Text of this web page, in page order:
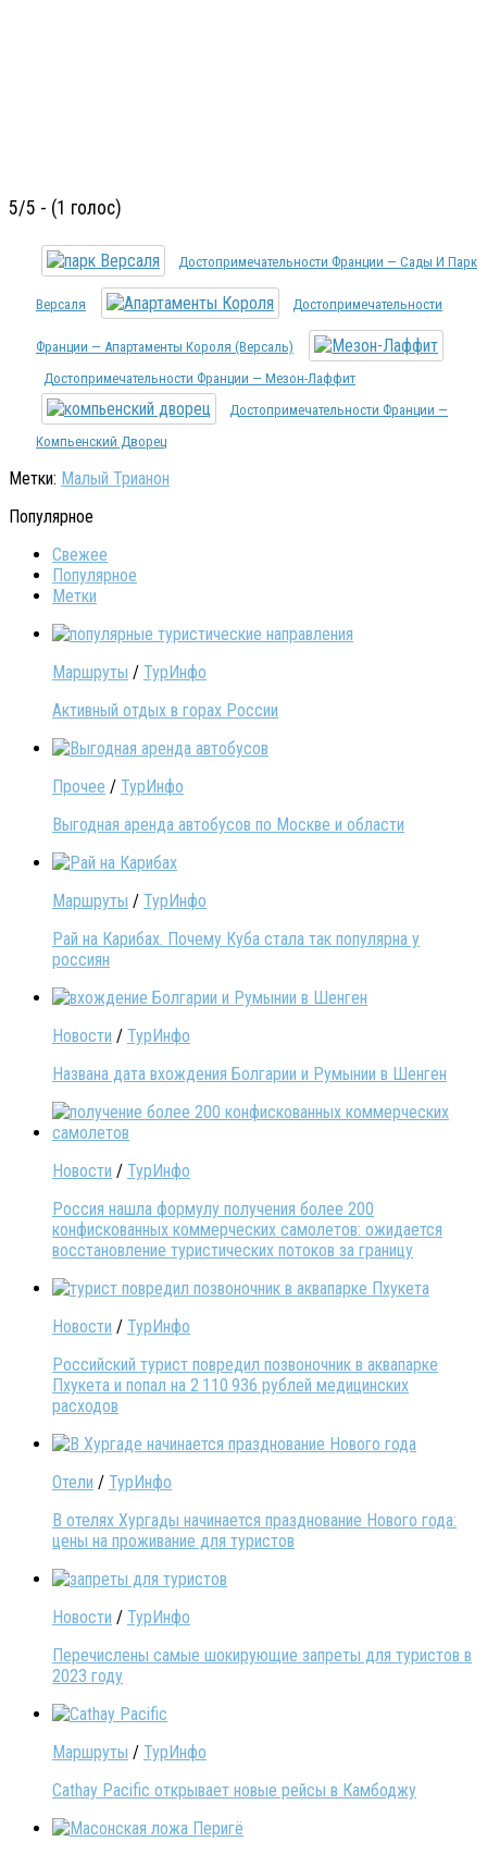
5/5 - (1 голос)
Достопримечательности Франции — Сады И Парк
Версаля Достопримечательности
Франции — Апартаменты Короля (Версаль)
Достопримечательности Франции — Мезон-Лаффит
Достопримечательности Франции —
Компьенский Дворец
Метки: Малый Трианон
Популярное
Свежее
Популярное
Метки
Маршруты / ТурИнфо
Активный отдых в горах России
Прочее / ТурИнфо
Выгодная аренда автобусов по Москве и области
Маршруты / ТурИнфо
Рай на Карибах. Почему Куба стала так популярна у
россиян
Новости / ТурИнфо
Названа дата вхождения Болгарии и Румынии в Шенген
Новости / ТурИнфо
Россия нашла формулу получения более 200
конфискованных коммерческих самолетов: ожидается
восстановление туристических потоков за границу
Новости / ТурИнфо
Российский турист повредил позвоночник в аквапарке
Пхукета и попал на 2 110 936 рублей медицинских
расходов
Отели / ТурИнфо
В отелях Хургады начинается празднование Нового года:
цены на проживание для туристов
Новости / ТурИнфо
Перечислены самые шокирующие запреты для туристов в
2023 году
Маршруты / ТурИнфо
Cathay Pacific открывает новые рейсы в Камбоджу